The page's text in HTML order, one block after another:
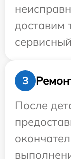
доставим
3
После